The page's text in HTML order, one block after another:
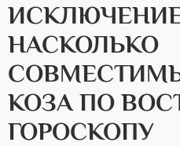
НАСКОЛЬКО
КОЗА ПО
ГОРОСКОПУ